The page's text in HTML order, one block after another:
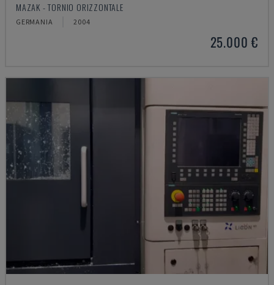
MAZAK - TORNIO ORIZZONTALE
GERMANIA 2004
25.000 €